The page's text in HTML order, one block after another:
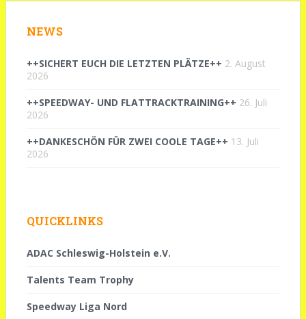
NEWS
++SICHERT EUCH DIE LETZTEN PLÄTZE++ 2. August
2026
++SPEEDWAY- UND FLATTRACKTRAINING++ 26. Juli
2026
++DANKESCHÖN FÜR ZWEI COOLE TAGE++ 13. Juli
2026
QUICKLINKS
ADAC Schleswig-Holstein e.V.
Talents Team Trophy
Speedway Liga Nord